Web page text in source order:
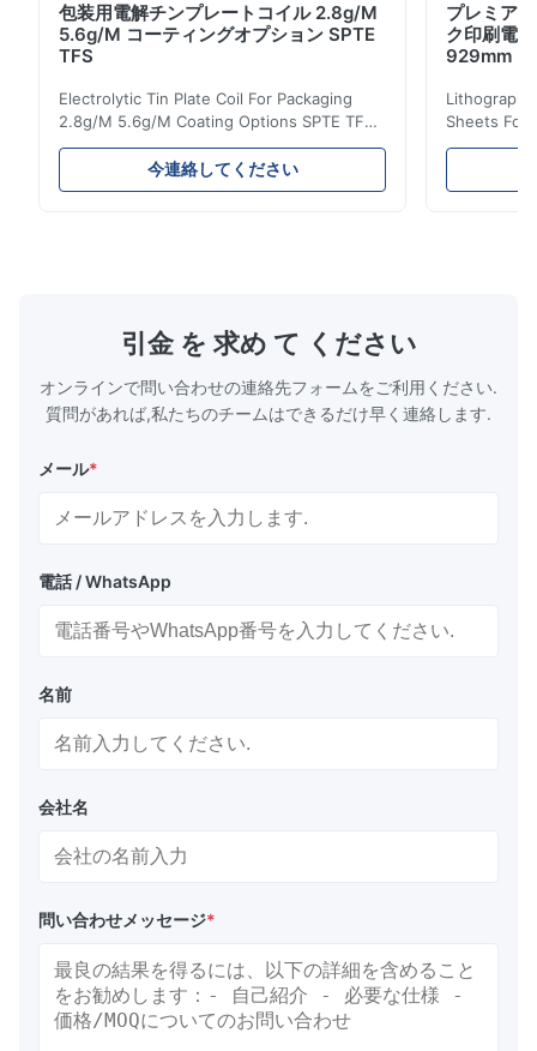
包装用電解チンプレートコイル 2.8g/M
5.6g/M コーティングオプション SPTE
TFS
Electrolytic Tin Plate Coil For Packaging
2.8g/M 5.6g/M Coating Options SPTE TFS
Electrolytic Tin Plate Coil for Packaging -
2.8/2.8 & 5.6/5.6g/m Coating Options SPTE
TFS Electrolytic Tin Plate (ETP) represents
robust and adaptable. Engineered
specifically for
今連絡してください
プレミア
ク印刷電
929mm
Sheets For
929mm
packaging
引金 を 求め て ください
オンラインで問い合わせの連絡先フォームをご利用ください.
質問があれば,私たちのチームはできるだけ早く連絡します.
メール*
電話 / WhatsApp
名前
会社名
問い合わせメッセージ*